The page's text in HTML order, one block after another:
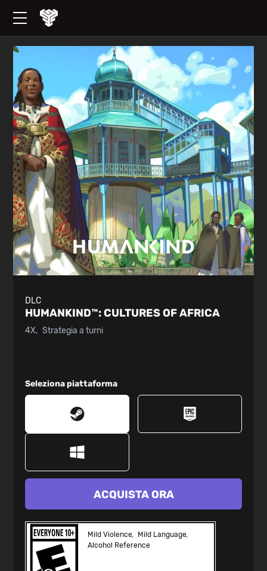
DLC
HUMANKIND™:CULTURES OF AFRICA
4X Strategia a turni
Seleziona piattaforma
ACQUISTA ORA
Mild Violence
Mild Language
Alcohol Reference